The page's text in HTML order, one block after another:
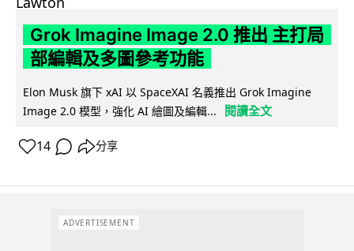
Grok Imagine Image 2.0 推出 主打局
部編輯及多圖參考功能
Elon Musk 旗下 xAI 以 SpaceXAI 名義推出 Grok Imagine
Image 2.0 模型，強化 AI 繪圖及編輯...
閱讀全文
14 分享
ADVERTISEMENT